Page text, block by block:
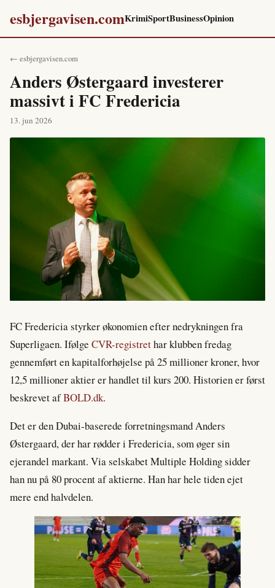
esbjergavisen.comKrimiSportBusinessOpinion
← esbjergavisen.com
Anders Østergaard investerer
massivt i FC Fredericia
13. jun 2026
FC Fredericia styrker økonomien efter nedrykningen fra
Superligaen. Ifølge CVR-registrethar klubben fredag
gennemført en kapitalforhøjelse på 25 millioner kroner, hvor
12,5 millioner aktier er handlet til kurs 200. Historien er først
beskrevet afBOLD.dk.
Det er den Dubai-baserede forretningsmand Anders
Østergaard, der har rødder i Fredericia, som øger sin
ejerandel markant. Via selskabet Multiple Holding sidder
han nu på 80 procent af aktierne. Han har hele tiden ejet
mere end halvdelen.